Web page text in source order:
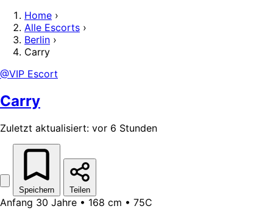
Home ›
Alle Escorts ›
Berlin ›
Carry
@VIP Escort
Carry
Zuletzt aktualisiert: vor 6 Stunden
Speichern Teilen
Anfang 30 Jahre • 168 cm • 75C